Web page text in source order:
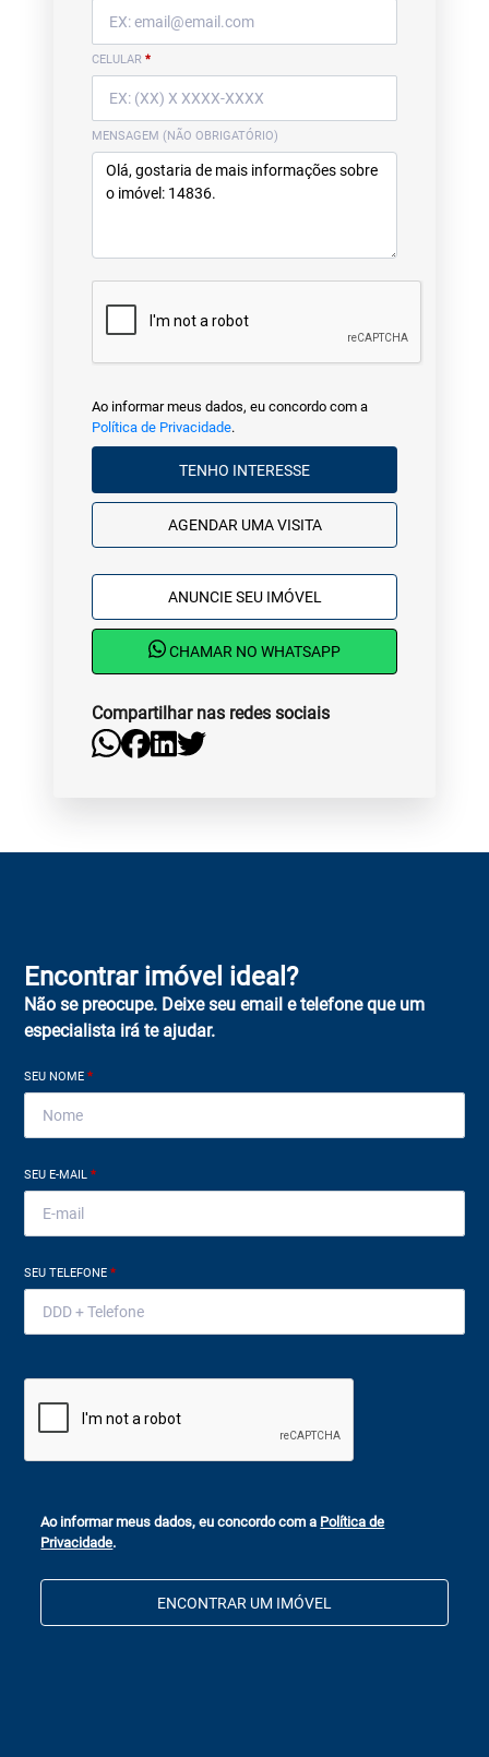
CELULAR *
MENSAGEM (NÃO OBRIGATÓRIO)
Ao informar meus dados, eu concordo com a
Política de Privacidade.
TENHO INTERESSE
AGENDAR UMA VISITA
ANUNCIE SEU IMÓVEL
CHAMAR NO WHATSAPP
Compartilhar nas redes sociais
Encontrar imóvel ideal?
Não se preocupe. Deixe seu email e telefone que um
especialista irá te ajudar.
SEU NOME*
SEU E-MAIL*
SEU TELEFONE*
Ao informar meus dados, eu concordo com a Política de
Privacidade.
ENCONTRAR UM IMÓVEL